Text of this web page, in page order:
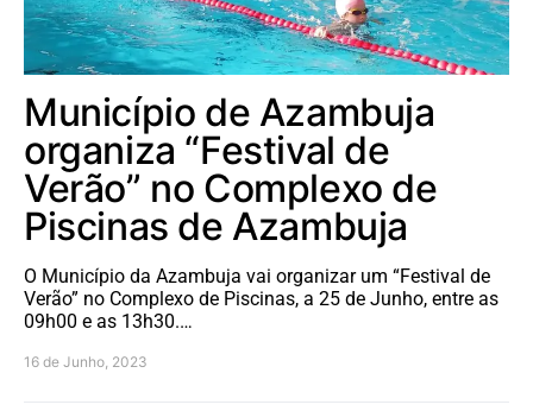
Município de Azambuja
organiza “Festival de
Verão” no Complexo de
Piscinas de Azambuja
O Município da Azambuja vai organizar um “Festival de
Verão” no Complexo de Piscinas, a 25 de Junho, entre as
09h00 e as 13h30.…
16 de Junho, 2023